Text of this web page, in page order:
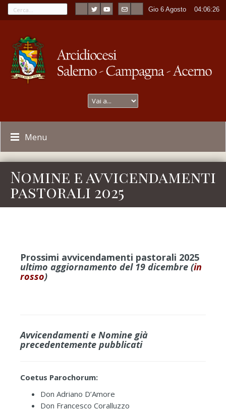
Gio 6 Agosto ----04:06:27
Menu
Nomine e avvicendamenti
pastorali 2025
Prossimi avvicendamenti pastorali 2025
ultimo aggiornamento del 19 dicembre (in
rosso)
Avvicendamenti e Nomine già
precedentemente pubblicati
Coetus Parochorum:
Don Adriano D’Amore
Don Francesco Coralluzzo